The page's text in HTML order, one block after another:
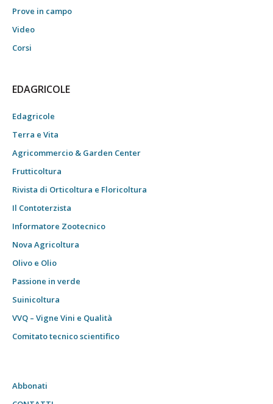
Prove in campo
Video
Corsi
EDAGRICOLE
Edagricole
Terra e Vita
Agricommercio & Garden Center
Frutticoltura
Rivista di Orticoltura e Floricoltura
Il Contoterzista
Informatore Zootecnico
Nova Agricoltura
Olivo e Olio
Passione in verde
Suinicoltura
VVQ – Vigne Vini e Qualità
Comitato tecnico scientifico
Abbonati